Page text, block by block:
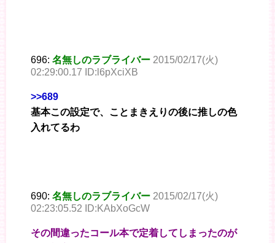
696: 名無しのラブライバー 2015/02/17(火)
02:29:00.17 ID:l6pXciXB
>>689
基本この設定で、ことまきえりの後に推しの色
入れてるわ
690: 名無しのラブライバー 2015/02/17(火)
02:23:05.52 ID:KAbXoGcW
その間違ったコール本で定着してしまったのが